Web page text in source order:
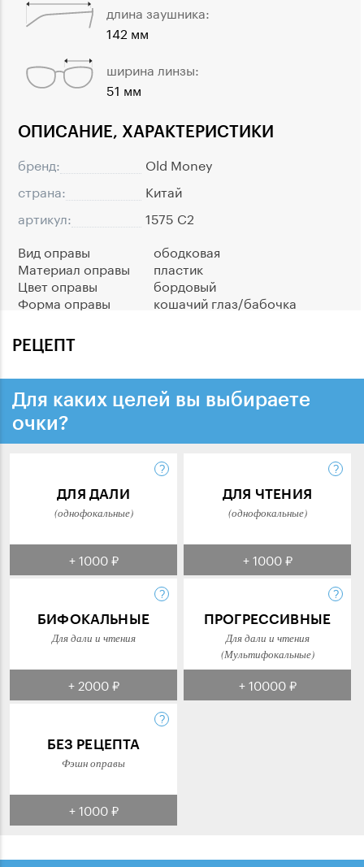
ОПИСАНИЕ, ХАРАКТЕРИСТИКИ
бренд:
Old Money
страна:
Китай
артикул:
1575 C2
Вид оправы
ободковая
Материал оправы
пластик
Цвет оправы
бордовый
Форма оправы
кошачий глаз/бабочка
длина заушника:
142 мм
ширина линзы:
51 мм
РЕЦЕПТ
Для каких целей вы выбираете
очки?
ДЛЯ ДАЛИ
(однофокальные)
+ 1000 ₽
ДЛЯ ЧТЕНИЯ
(однофокальные)
+ 1000 ₽
БИФОКАЛЬНЫЕ
Для дали и чтения
+ 2000 ₽
ПРОГРЕССИВНЫЕ
Для дали и чтения
(Мультифокальные)
+ 10000 ₽
БЕЗ РЕЦЕПТА
Фэшн оправы
+ 1000 ₽